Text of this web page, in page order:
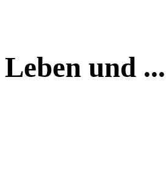
Leben und ...